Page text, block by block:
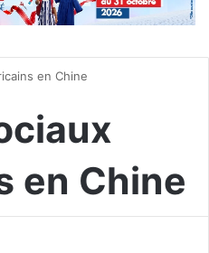
en Chine
en Chine